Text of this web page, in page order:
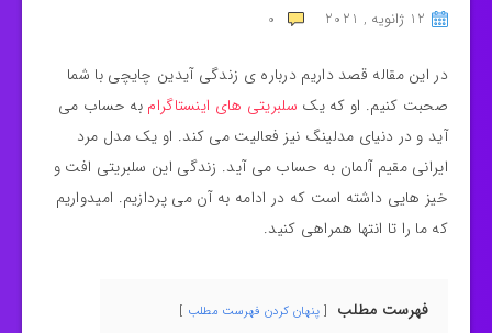
12 ژانویه , 2021 0
در این مقاله قصد داریم درباره ی زندگی آیدین چایچی با شما
صحبت کنیم. او که یک سلبریتی های اینستاگرام به حساب می
آید و در دنیای مدلینگ نیز فعالیت می کند. او یک مدل مرد
ایرانی مقیم آلمان به حساب می آید. زندگی این سلبریتی افت و
خیز هایی داشته است که در ادامه به آن می پردازیم. امیدواریم
که ما را تا انتها همراهی کنید.
فهرست مطلب پنهان کردن فهرست مطلب